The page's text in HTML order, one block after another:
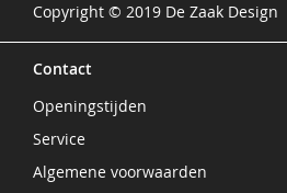
Copyright © 2019 De Zaak Design
Contact
Openingstijden
Service
Algemene voorwaarden